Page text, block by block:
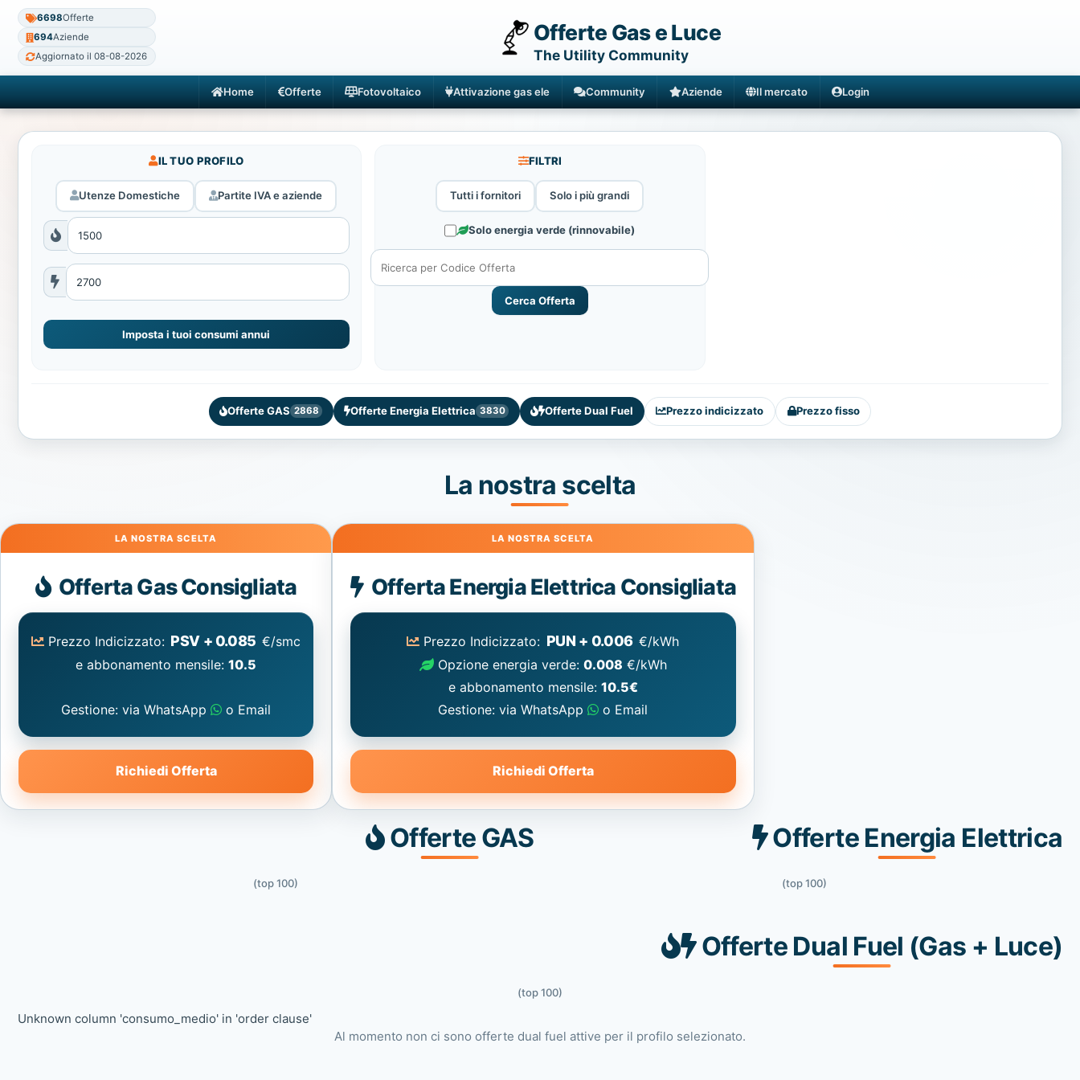
6698Offerte
694Aziende
Aggiornato il 08-08-2026
Offerte Gas e Luce
The Utility Community
Home Offerte Fotovoltaico Attivazione gas ele Community Aziende Il mercato Login
IL TUO PROFILO
Utenze Domestiche Partite IVA e aziende
Imposta i tuoi consumi annui
FILTRI
Tutti i fornitori Solo i più grandi
Solo energia verde (rinnovabile)
Cerca Offerta
Offerte GAS 2868 Offerte Energia Elettrica 3830 Offerte Dual Fuel Prezzo indicizzato Prezzo fisso
La nostra scelta
Gas
Offerta Gas Consigliata
Prezzo Indicizzato: PSV + 0.085 €/smc
e abbonamento mensile:10.5
Gestione: via WhatsApp o Email
Richiedi Offerta
Energia
Elettrica
consigliata
Offerta Energia Elettrica Consigliata
Prezzo Indicizzato: PUN + 0.006 €/kWh
Opzione energia verde: 0.008 €/kWh
e abbonamento mensile: 10.5€
Gestione: via WhatsApp
o Email
Richiedi Offerta
Offerte GAS
(top 100)
Offerte Energia Elettrica
(top 100)
Offerte Dual Fuel (Gas + Luce)
(top 100)
Unknown column 'consumo_medio' in 'order clause'
Al momento non ci sono offerte dual fuel attive per il profilo selezionato.